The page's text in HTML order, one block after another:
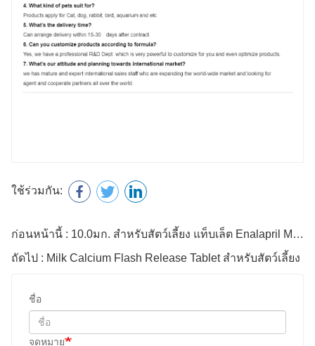
ใช้ร่วมกัน:
ก่อนหน้านี้ : 10.0มก. สำหรับสัตว์เลี้ยง แท็บเล็ต Enalapril Maleate
ถัดไป : Milk Calcium Flash Release Tablet สำหรับสัตว์เลี้ยง
ชื่อ
จดหมาย